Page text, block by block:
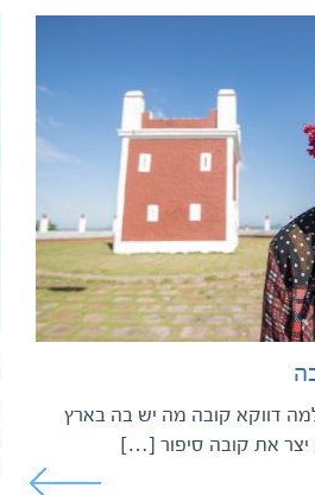
דווקא קובה מה יש בה בארץ
יצר את קובה סיפור […]